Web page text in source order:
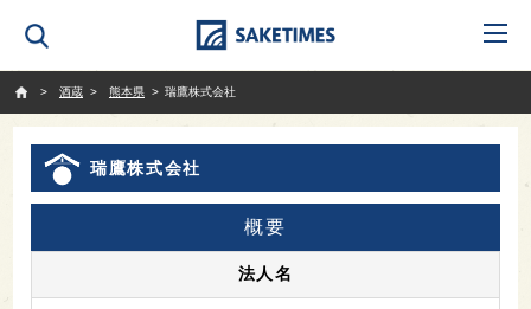
酒蔵
熊本県 瑞鷹株式会社
瑞鷹株式会社
概要
法人名